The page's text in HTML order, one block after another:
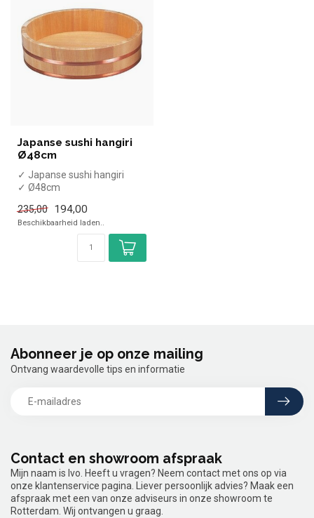
Japanse sushi hangiri
Ø48cm
✓ Japanse sushi hangiri
✓ Ø48cm
235,00
194,00
Beschikbaarheid laden..
Contact en showroom afspraak
Mijn naam is Ivo. Heeft u vragen? Neem contact met ons op via
onze klantenservice pagina. Liever persoonlijk advies? Maak een
afspraak met een van onze adviseurs in onze showroom te
Rotterdam. Wij ontvangen u graag.
Abonneer je op onze mailing
Ontvang waardevolle tips en informatie